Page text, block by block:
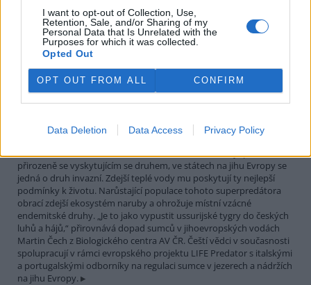
I want to opt-out of Collection, Use,
Retention, Sale, and/or Sharing of my
Personal Data that Is Unrelated with the
Purposes for which it was collected.
Opted Out
OPT OUT FROM ALL CONFIRM
Data Deletion Data Access Privacy Policy
Sumec velký na jihu Evropy? Tamní ekosystémy nejsou
na takového superpredátora připraveny, říká Martin
22.9.2025 | PRAHA (Ekolist.cz)
Diskuse: 26
Sumec velký (Silurus glanis) je
rybou Evropy. Vrcholový
v našich vodách je původním
přirozeně se vyskytujícím se druhem, ve státech na jihu Evropy se
jedná o druh invazní. Zdejší teplé vody mu poskytují ty nejlepší
podmínky k životu. Narůstající populace tohoto superpredátora
obrací zdejší ekosystém naruby a ohrožuje místní vzácné
endemitské druhy. „Je to jako vypustit ussurijské tygry do českých
luhů a hájů,“ přirovnává dopad sumců v jihoevropských vodách
Martin Čech z Biologického centra AV ČR. Čeští vědci v současnosti
spolupracují v rámci evropského projektu LIFE Predator s italskými
a portugalskými odborníky na regulaci sumce v jezerech a nádržích
na jihu Evropy.